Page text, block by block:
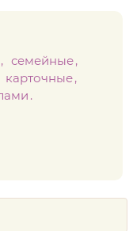
семейные
карточные